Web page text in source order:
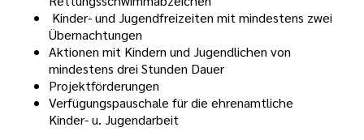
Kinder- und Jugendfreizeiten mit mindestens zwei
Übernachtungen
Aktionen mit Kindern und Jugendlichen von
mindestens drei Stunden Dauer
Projektförderungen
Verfügungspauschale für die ehrenamtliche
Kinder- u. Jugendarbeit